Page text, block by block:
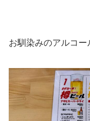
お馴染みのアルコー